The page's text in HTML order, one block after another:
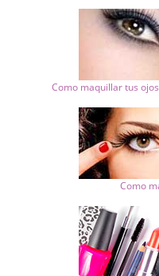
Como maquillar tus
Como